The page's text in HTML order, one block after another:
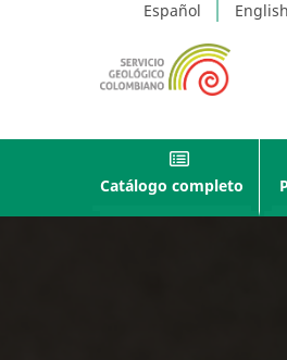
Español English
Catálogo completo